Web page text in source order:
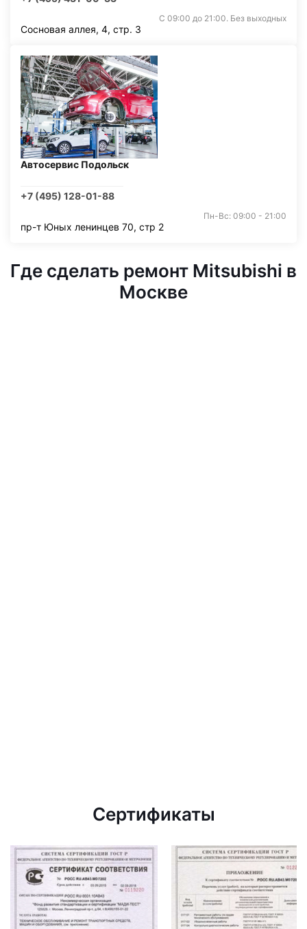
С 09:00 до 21:00. Без выходных
Сосновая аллея, 4, стр. 3
Автосервис Подольск
+7 (495) 128-01-88
Пн-Вс: 09:00 - 21:00
пр-т Юных ленинцев 70, стр 2
Где сделать ремонт Mitsubishi в
Москве
Сертификаты